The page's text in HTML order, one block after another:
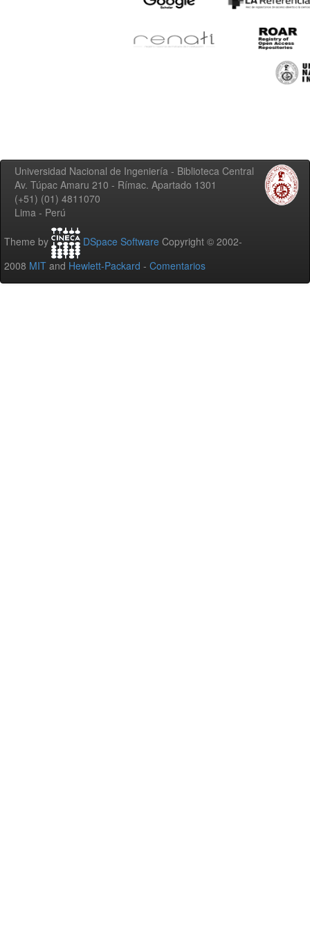
Universidad Nacional de Ingeniería - Biblioteca Central
Av. Túpac Amaru 210 - Rímac. Apartado 1301
(+51) (01) 4811070
Lima - Perú
Theme by DSpace Software Copyright © 2002-
2008 MIT and Hewlett-Packard - Comentarios